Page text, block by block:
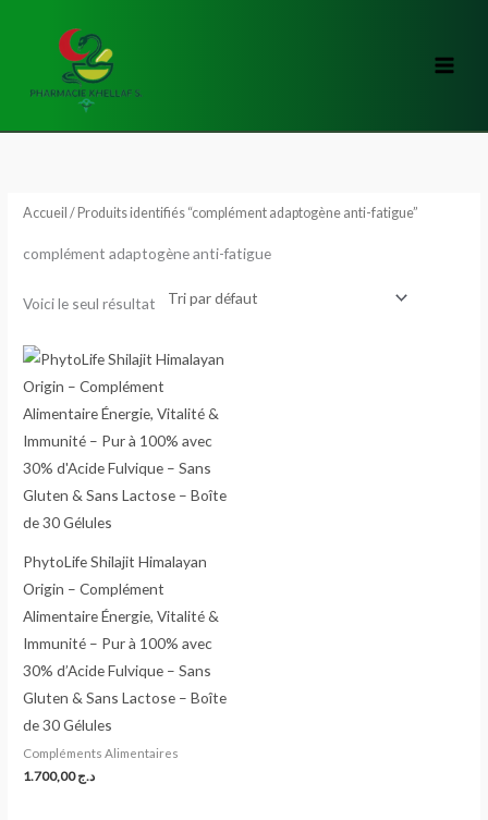
Accueil / Produits identifiés “complément adaptogène anti-fatigue”
complément adaptogène anti-fatigue
Voici le seul résultat
PhytoLife Shilajit Himalayan
Origin – Complément
Alimentaire Énergie, Vitalité &
Immunité – Pur à 100% avec
30% d’Acide Fulvique – Sans
Gluten & Sans Lactose – Boîte
de 30 Gélules
Compléments Alimentaires
د.ج1.700,00